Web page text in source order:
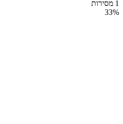
1 מסירות
33%